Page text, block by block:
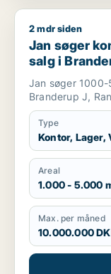
Jan søger
2 mdr siden
Jan søger
salg i
Randers SØ
Jan søger
Branderup J,
Type
Kontor,
Areal
1.000 - 5.000
Max. per måned
10.000.000